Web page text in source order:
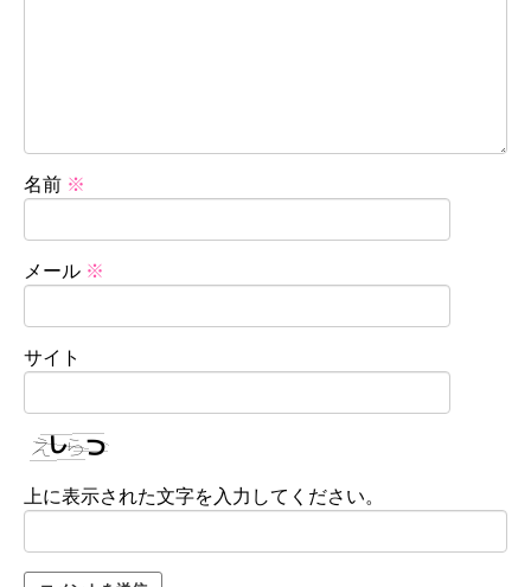
名前 ※
メール ※
サイト
上に表示された文字を入力してください。